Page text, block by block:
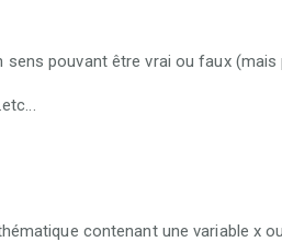
pouvant être vrai ou faux
contenant une variable x